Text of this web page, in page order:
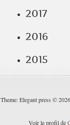
2017
2016
2015
Theme: Elegant press © 2026
Voir le profil de